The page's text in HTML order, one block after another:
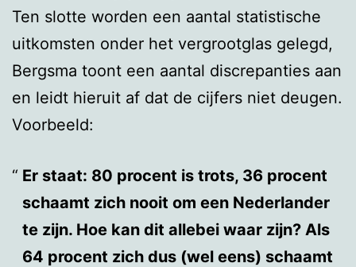
Ten slotte worden een aantal statistische
uitkomsten onder het vergrootglas gelegd,
Bergsma toont een aantal discrepanties aan
en leidt hieruit af dat de cijfers niet deugen.
Voorbeeld:
Er staat: 80 procent is trots, 36 procent
schaamt zich nooit om een Nederlander
te zijn. Hoe kan dit allebei waar zijn? Als
64 procent zich dus (wel eens) schaamt